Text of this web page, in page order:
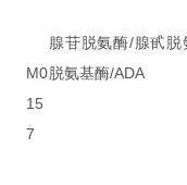
M0
15
7
腺苷脱氨酶/腺甙脱
脱氨基酶/ADA